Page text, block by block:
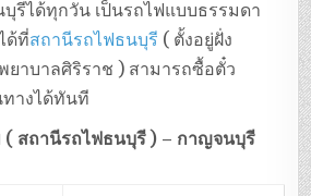
รีได้ทุกวัน เป็นรถไฟแบบธรรมดา
ด้ที่สถานีรถไฟธนบุรี ( ตั้งอยู่ฝั่ง
ยาบาลศิริราช ) สามารถซื้อตั๋ว
ทางได้ทันที
( สถานีรถไฟธนบุรี ) – กาญจนบุรี